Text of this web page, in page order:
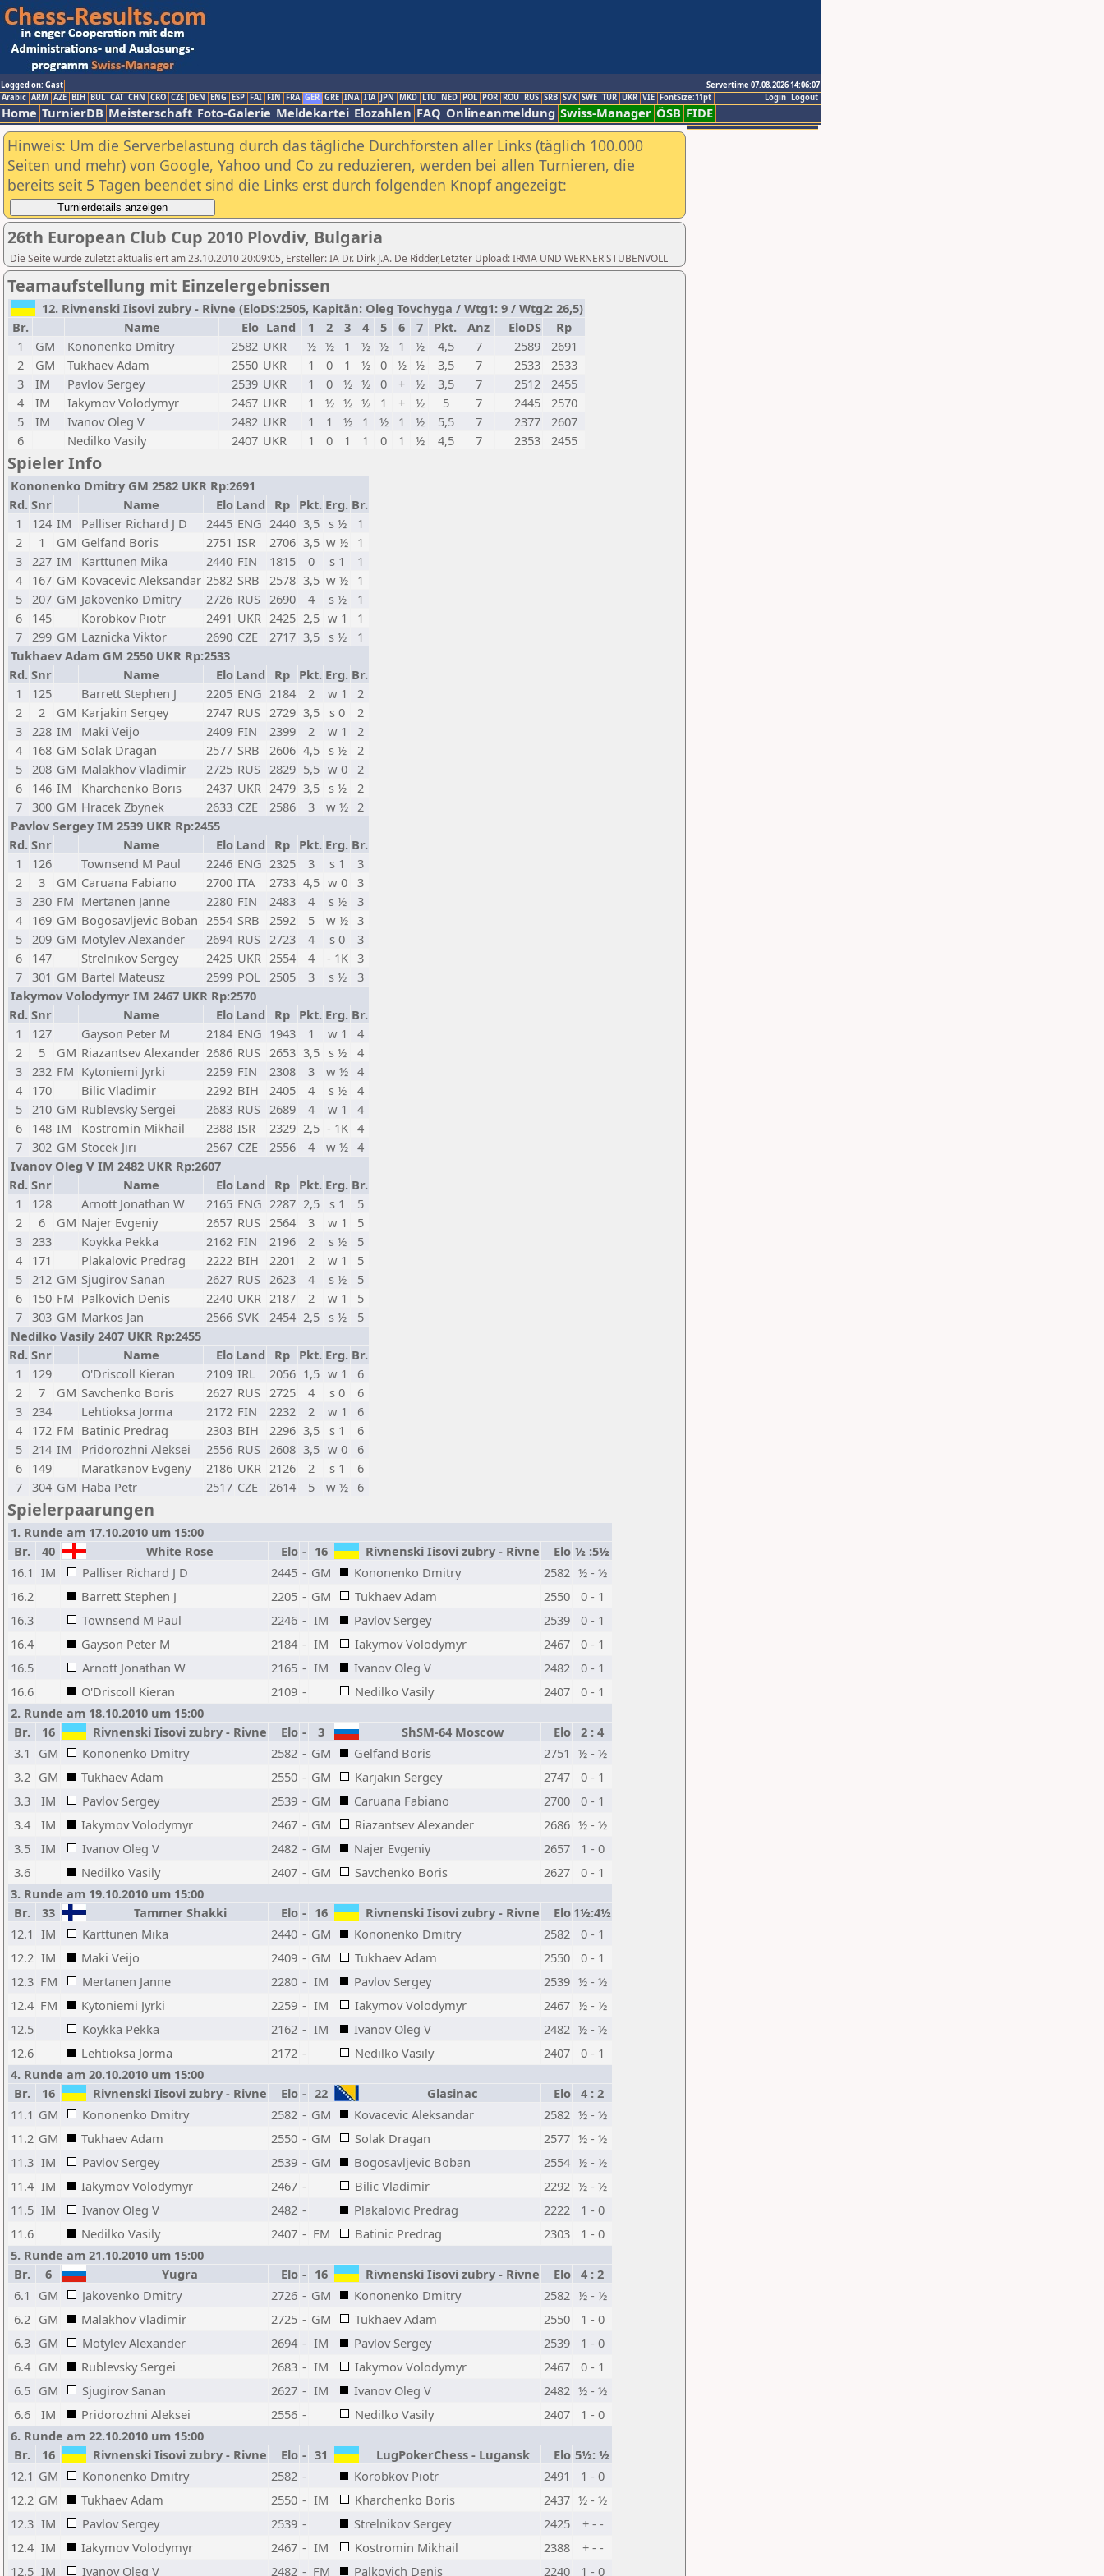
Logged on: Gast
Servertime 07.08.2026 14:06:07
Logout
Login
Arabic ARM AZE BIH BUL CAT CHN CRO CZE DEN ENG ESP FAI FIN FRA GER GRE INA ITA JPN MKD LTU NED POL POR ROU RUS SRB SVK SWE TUR UKR VIE FontSize:11pt
Home TurnierDB Meisterschaft Foto-Galerie Meldekartei Elozahlen FAQ Onlineanmeldung Swiss-Manager ÖSB FIDE
Hinweis: Um die Serverbelastung durch das tägliche Durchforsten aller Links (täglich 100.000
Seiten und mehr) von Google, Yahoo und Co zu reduzieren, werden bei allen Turnieren, die
bereits seit 5 Tagen beendet sind die Links erst durch folgenden Knopf angezeigt:
26th European Club Cup 2010 Plovdiv, Bulgaria
Die Seite wurde zuletzt aktualisiert am 23.10.2010 20:09:05, Ersteller: IA Dr. Dirk J.A. De Ridder,Letzter Upload: IRMA UND WERNER STUBENVOLL
Teamaufstellung mit Einzelergebnissen
12. Rivnenski Iisovi zubry - Rivne (EloDS:2505, Kapitän: Oleg Tovchyga / Wtg1: 9 / Wtg2: 26,5)
Br.
Name Elo Land 1 2 3 4 5 6 7 Pkt. Anz EloDS
Rp
1
GM Kononenko Dmitry 2582 UKR ½ ½ 1 ½ ½ 1 ½ 4,5 7 2589
2691
2
GM Tukhaev Adam 2550 UKR 1 0 1 ½ 0 ½ ½ 3,5 7 2533
2533
3
IM Pavlov Sergey 2539 UKR 1 0 ½ ½ 0 + ½ 3,5 7 2512
2455
4
IM Iakymov Volodymyr 2467 UKR 1 ½ ½ ½ 1 + ½ 5 7 2445
2570
5
IM Ivanov Oleg V 2482 UKR 1 1 ½ 1 ½ 1 ½ 5,5 7 2377
2607
6
Nedilko Vasily 2407 UKR 1 0 1 1 0 1 ½ 4,5 7 2353 2455
Spieler Info
Kononenko Dmitry GM 2582 UKR Rp:2691
Rd. Snr Name Elo Land Rp Pkt. Erg. Br.
1
124 IM Palliser Richard J D 2445 ENG 2440 3,5 s ½
1
2
1 GM Gelfand Boris 2751 ISR 2706 3,5 w ½ 1
3 227 IM Karttunen Mika 2440 FIN 1815 0 s 1
1
4
167 GM Kovacevic Aleksandar 2582 SRB 2578 3,5 w ½ 1
5 207 GM Jakovenko Dmitry 2726 RUS 2690 4 s ½
1
6
145 Korobkov Piotr 2491 UKR 2425 2,5 w 1
1
7 299 GM Laznicka Viktor 2690 CZE 2717 3,5 s ½
1
Tukhaev Adam GM 2550 UKR Rp:2533
Rd. Snr Name Elo Land Rp Pkt. Erg. Br.
1
125 Barrett Stephen J 2205 ENG 2184 2 w 1
2
2
2 GM Karjakin Sergey 2747 RUS 2729 3,5 s 0
2
3 228 IM Maki Veijo 2409 FIN 2399 2 w 1
2
4
168 GM Solak Dragan 2577 SRB 2606 4,5 s ½
2
5 208 GM Malakhov Vladimir 2725 RUS 2829 5,5 w 0
2
6
146 IM Kharchenko Boris 2437 UKR 2479 3,5 s ½
2
7 300 GM Hracek Zbynek 2633 CZE 2586 3 w ½ 2
Pavlov Sergey IM 2539 UKR Rp:2455
Rd. Snr Name Elo Land Rp Pkt. Erg. Br.
1
126 Townsend M Paul 2246 ENG 2325 3 s 1
3
2
3 GM Caruana Fabiano 2700 ITA 2733 4,5 w 0
3
3 230 FM Mertanen Janne 2280 FIN 2483 4 s ½
3
4
169 GM Bogosavljevic Boban 2554 SRB 2592 5 w ½ 3
5 209 GM Motylev Alexander 2694 RUS 2723 4 s 0
3
6
147 Strelnikov Sergey 2425 UKR 2554 4 - 1K 3
7 301 GM Bartel Mateusz 2599 POL 2505 3 s ½
3
Iakymov Volodymyr IM 2467 UKR Rp:2570
Rd. Snr Name Elo Land Rp Pkt. Erg. Br.
1
127 Gayson Peter M 2184 ENG 1943 1 w 1
4
2
5 GM Riazantsev Alexander 2686 RUS 2653 3,5 s ½
4
3 232 FM Kytoniemi Jyrki 2259 FIN 2308 3 w ½ 4
4
170 Bilic Vladimir 2292 BIH 2405 4 s ½
4
5 210 GM Rublevsky Sergei 2683 RUS 2689 4 w 1
4
6
148 IM Kostromin Mikhail 2388 ISR 2329 2,5 - 1K 4
7 302 GM Stocek Jiri 2567 CZE 2556 4 w ½ 4
Ivanov Oleg V IM 2482 UKR Rp:2607
Rd. Snr Name Elo Land Rp Pkt. Erg. Br.
1
128 Arnott Jonathan W 2165 ENG 2287 2,5 s 1
5
2
6 GM Najer Evgeniy 2657 RUS 2564 3 w 1
5
3 233 Koykka Pekka 2162 FIN 2196 2 s ½
5
4
171 Plakalovic Predrag 2222 BIH 2201 2 w 1
5
5 212 GM Sjugirov Sanan 2627 RUS 2623 4 s ½
5
6
150 FM Palkovich Denis 2240 UKR 2187 2 w 1
5
7 303 GM Markos Jan 2566 SVK 2454 2,5 s ½
5
Nedilko Vasily 2407 UKR Rp:2455
Rd. Snr Name Elo Land Rp Pkt. Erg. Br.
1
129 O'Driscoll Kieran 2109 IRL 2056 1,5 w 1
6
2
7 GM Savchenko Boris 2627 RUS 2725 4 s 0
6
3 234 Lehtioksa Jorma 2172 FIN 2232 2 w 1
6
4
172 FM Batinic Predrag 2303 BIH 2296 3,5 s 1
6
5 214 IM Pridorozhni Aleksei 2556 RUS 2608 3,5 w 0
6
6
149 Maratkanov Evgeny 2186 UKR 2126 2 s 1
6
7 304 GM Haba Petr 2517 CZE 2614 5 w ½ 6
Spielerpaarungen
1. Runde am 17.10.2010 um 15:00
Br.
40 White Rose Elo - 16 Rivnenski Iisovi zubry - Rivne Elo ½ :5½
16.1 IM Palliser Richard J D 2445 - GM Kononenko Dmitry 2582 ½ - ½
16.2
Barrett Stephen J 2205 - GM Tukhaev Adam 2550
0 - 1
16.3
Townsend M Paul 2246 - IM Pavlov Sergey 2539
0 - 1
16.4
Gayson Peter M 2184 - IM Iakymov Volodymyr 2467
0 - 1
16.5
Arnott Jonathan W 2165 - IM Ivanov Oleg V 2482
0 - 1
16.6
O'Driscoll Kieran 2109 - Nedilko Vasily 2407
0 - 1
2. Runde am 18.10.2010 um 15:00
Br.
16 Rivnenski Iisovi zubry - Rivne Elo - 3 ShSM-64 Moscow Elo 2 : 4
3.1
GM Kononenko Dmitry 2582 - GM Gelfand Boris 2751 ½ - ½
3.2 GM Tukhaev Adam 2550 - GM Karjakin Sergey 2747
0 - 1
3.3
IM Pavlov Sergey 2539 - GM Caruana Fabiano 2700
0 - 1
3.4
IM Iakymov Volodymyr 2467 - GM Riazantsev Alexander 2686 ½ - ½
3.5
IM Ivanov Oleg V 2482 - GM Najer Evgeniy 2657
1 - 0
3.6
Nedilko Vasily 2407 - GM Savchenko Boris 2627
0 - 1
3. Runde am 19.10.2010 um 15:00
Br.
33 Tammer Shakki Elo - 16 Rivnenski Iisovi zubry - Rivne Elo 1½:4½
12.1 IM Karttunen Mika 2440 - GM Kononenko Dmitry 2582
0 - 1
12.2 IM Maki Veijo 2409 - GM Tukhaev Adam 2550
0 - 1
12.3 FM Mertanen Janne 2280 - IM Pavlov Sergey 2539 ½ - ½
12.4 FM Kytoniemi Jyrki 2259 - IM Iakymov Volodymyr 2467 ½ - ½
12.5
Koykka Pekka 2162 - IM Ivanov Oleg V 2482 ½ - ½
12.6
Lehtioksa Jorma 2172 - Nedilko Vasily 2407
0 - 1
4. Runde am 20.10.2010 um 15:00
Br.
16 Rivnenski Iisovi zubry - Rivne Elo - 22 Glasinac Elo 4 : 2
11.1 GM Kononenko Dmitry 2582 - GM Kovacevic Aleksandar 2582 ½ - ½
11.2 GM Tukhaev Adam 2550 - GM Solak Dragan 2577 ½ - ½
11.3 IM Pavlov Sergey 2539 - GM Bogosavljevic Boban 2554 ½ - ½
11.4 IM Iakymov Volodymyr 2467 - Bilic Vladimir 2292 ½ - ½
11.5 IM Ivanov Oleg V 2482 - Plakalovic Predrag 2222
1 - 0
11.6
Nedilko Vasily 2407 - FM Batinic Predrag 2303
1 - 0
5. Runde am 21.10.2010 um 15:00
Br.
6 Yugra Elo - 16 Rivnenski Iisovi zubry - Rivne Elo 4 : 2
6.1
GM Jakovenko Dmitry 2726 - GM Kononenko Dmitry 2582 ½ - ½
6.2 GM Malakhov Vladimir 2725 - GM Tukhaev Adam 2550
1 - 0
6.3 GM Motylev Alexander 2694 - IM Pavlov Sergey 2539
1 - 0
6.4 GM Rublevsky Sergei 2683 - IM Iakymov Volodymyr 2467
0 - 1
6.5 GM Sjugirov Sanan 2627 - IM Ivanov Oleg V 2482 ½ - ½
6.6
IM Pridorozhni Aleksei 2556 - Nedilko Vasily 2407
1 - 0
6. Runde am 22.10.2010 um 15:00
Br.
16 Rivnenski Iisovi zubry - Rivne Elo - 31 LugPokerChess - Lugansk Elo 5½: ½
12.1 GM Kononenko Dmitry 2582 - Korobkov Piotr 2491
1 - 0
12.2 GM Tukhaev Adam 2550 - IM Kharchenko Boris 2437 ½ - ½
12.3 IM Pavlov Sergey 2539 - Strelnikov Sergey 2425
+ - -
12.4 IM Iakymov Volodymyr 2467 - IM Kostromin Mikhail 2388
+ - -
12.5 IM Ivanov Oleg V 2482 - FM Palkovich Denis 2240 1 - 0